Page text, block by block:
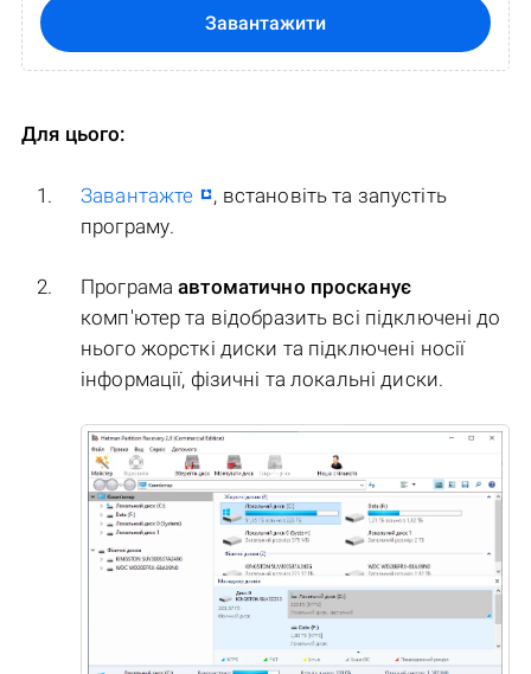
Завантажити
Для цього:
Завантажте
, встановіть та запустіть
програму.
Програмаавтоматично просканує
комп'ютер та відобразить всі підключені до
нього жорсткі диски та підключені носії
інформації, фізичні та локальні диски.